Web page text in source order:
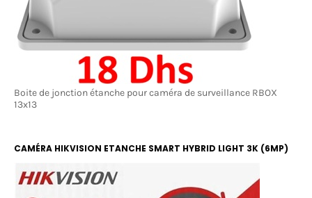
Boite de jonction étanche pour caméra de surveillance RBOX
13x13
CAMÉRA HIKVISION ETANCHE SMART HYBRID LIGHT 3K (6MP)
COLOR ET IR 20M